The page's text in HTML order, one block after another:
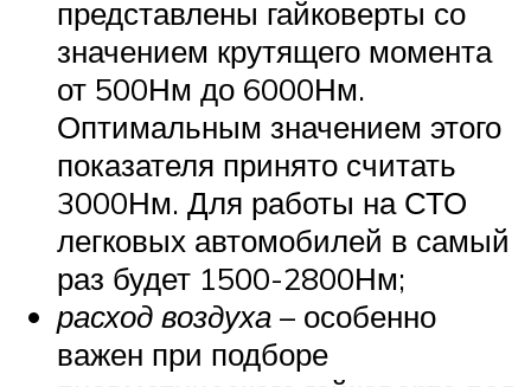
представлены гайковерты со
значением крутящего момента
от 500Нм до 6000Нм.
Оптимальным значением этого
показателя принято считать
3000Нм. Для работы на СТО
легковых автомобилей в самый
раз будет 1500-2800Нм;
расход воздуха – особенно
важен при подборе